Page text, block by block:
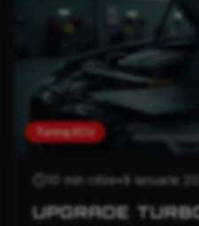
Tuning ECU
10 min citire•8 ianuarie
UPGRADE